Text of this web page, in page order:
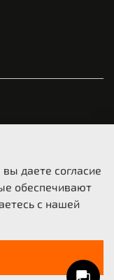
даете согласие
обеспечивают
с нашей